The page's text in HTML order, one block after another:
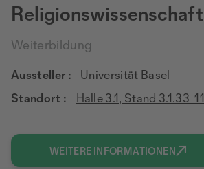
Religionswissenschaft
Weiterbildung
Aussteller :
Universität Basel
Standort :
Halle 3.1, Stand 3.1.33_11
WEITERE INFORMATIONEN